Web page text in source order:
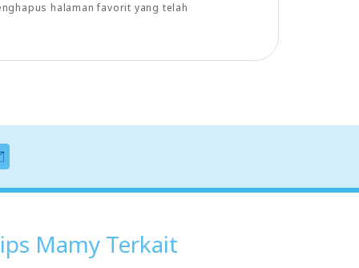
halaman favorit yang telah
Mamy Terkait